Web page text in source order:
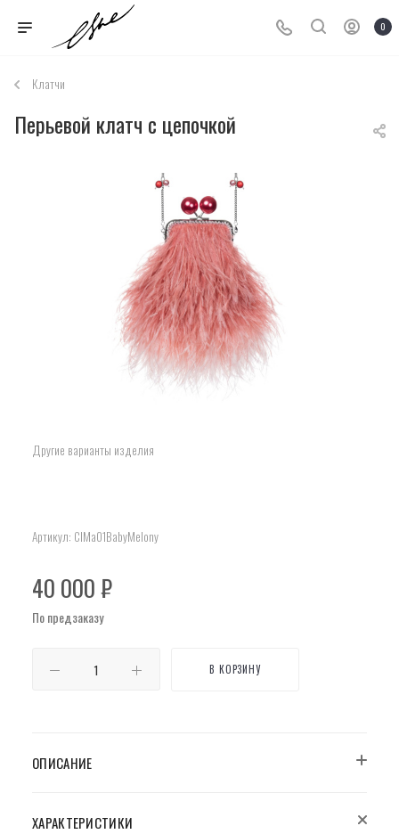
0
Клатчи
Перьевой клатч с цепочкой
Другие варианты изделия
Артикул: ClMa01BabyMelony
40 000₽
По предзаказу
В КОРЗИНУ
ОПИСАНИЕ
ХАРАКТЕРИСТИКИ